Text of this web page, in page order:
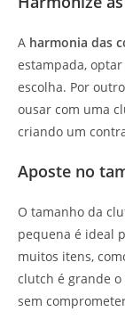
A harmonia das
estampada,
escolha. Por
ousar com uma
criando um
Aposte no
O tamanho da
pequena é ideal
muitos itens,
clutch é grande
sem